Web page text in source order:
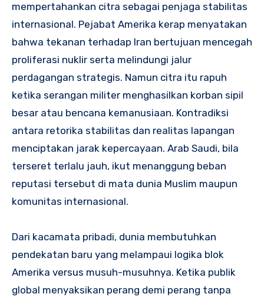
mempertahankan citra sebagai penjaga stabilitas
internasional. Pejabat Amerika kerap menyatakan
bahwa tekanan terhadap Iran bertujuan mencegah
proliferasi nuklir serta melindungi jalur
perdagangan strategis. Namun citra itu rapuh
ketika serangan militer menghasilkan korban sipil
besar atau bencana kemanusiaan. Kontradiksi
antara retorika stabilitas dan realitas lapangan
menciptakan jarak kepercayaan. Arab Saudi, bila
terseret terlalu jauh, ikut menanggung beban
reputasi tersebut di mata dunia Muslim maupun
komunitas internasional.
Dari kacamata pribadi, dunia membutuhkan
pendekatan baru yang melampaui logika blok
Amerika versus musuh-musuhnya. Ketika publik
global menyaksikan perang demi perang tanpa